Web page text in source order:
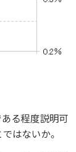
る程度説明可
はないか。